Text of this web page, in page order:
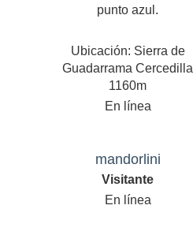
punto azul.
Ubicación: Sierra de
Guadarrama Cercedilla
1160m
En línea
mandorlini
Visitante
En línea